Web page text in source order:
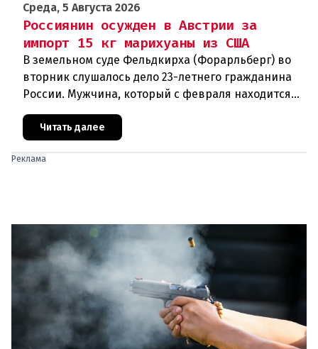
Среда, 5 Августа 2026
Россиянин осужден в Австрии за
импорт 15 кг марихуаны из США
В земельном суде Фельдкирха (Форарльберг) во
вторник слушалось дело 23-летнего гражданина
России. Мужчина, который с февраля находится
под стражей, обвинялся в том, что на протяжении
полугода организо
Читать далее
Реклама